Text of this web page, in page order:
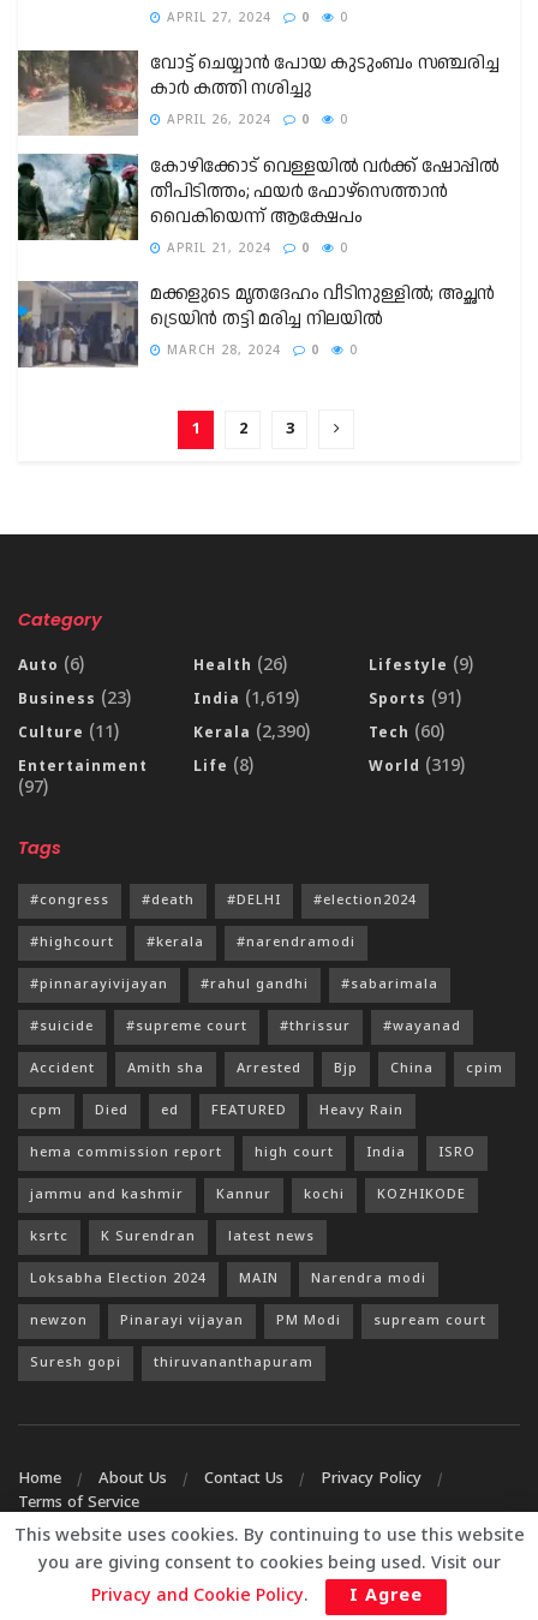
APRIL 27, 2024 0 0
വോട്ട് ചെയ്യാൻ പോയ കുടുംബം സഞ്ചരിച്ച
കാർ കത്തി നശിച്ചു
APRIL 26, 2024 0 0
കോഴിക്കോട് വെള്ളയിൽ വർക്ക് ഷോപ്പിൽ
തീപിടിത്തം; ഫയർ ഫോഴ്‌സെത്താൻ
വൈകിയെന്ന് ആക്ഷേപം
APRIL 21, 2024 0 0
മക്കളുടെ മൃതദേഹം വീടിനുള്ളില്‍; അച്ഛന്‍
ട്രെയിന്‍ തട്ടി മരിച്ച നിലയില്‍
MARCH 28, 2024 0 0
1 2 3
Category
Auto (6)
Business (23)
Culture (11)
Entertainment
(97)
Health (26)
India (1,619)
Kerala (2,390)
Life (8)
Lifestyle (9)
Sports (91)
Tech (60)
World (319)
Tags
#congress #death #DELHI #election2024
#highcourt #kerala #narendramodi
#pinnarayivijayan #rahul gandhi #sabarimala
#suicide #supreme court #thrissur #wayanad
Accident Amith sha Arrested Bjp China cpim
cpm Died ed FEATURED Heavy Rain
hema commission report high court India ISRO
jammu and kashmir Kannur kochi KOZHIKODE
ksrtc K Surendran latest news
Loksabha Election 2024 MAIN Narendra modi
newzon Pinarayi vijayan PM Modi supream court
Suresh gopi thiruvananthapuram
Home About Us Contact Us
Privacy Policy
Terms of Service
- Premium WordPress news & magazine theme by
Jegtheme.
This website uses cookies. By continuing to use this website
you are giving consent to cookies being used. Visit our
Privacy and Cookie Policy. I Agree